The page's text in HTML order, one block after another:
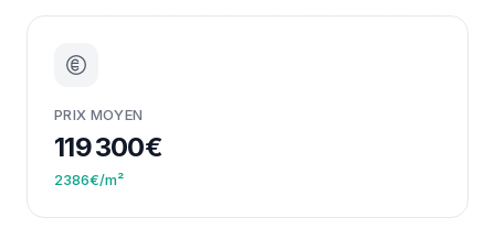
PRIX MOYEN
119 300€
2386€/m²